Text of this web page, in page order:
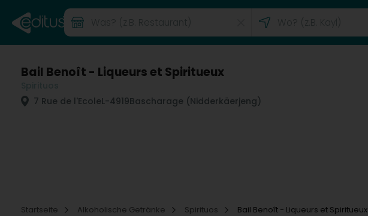
Bail Benoît - Liqueurs et Spiritueux
7 Rue de l'EcoleL-4919Bascharage (Nidderkäerjeng)
Startseite
Alkoholische Getränke Spirituos Bail Benoît - Liqueurs et Spiritueux